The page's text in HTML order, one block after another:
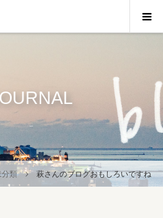
_
分類 萩さんのブログおもしろいですね